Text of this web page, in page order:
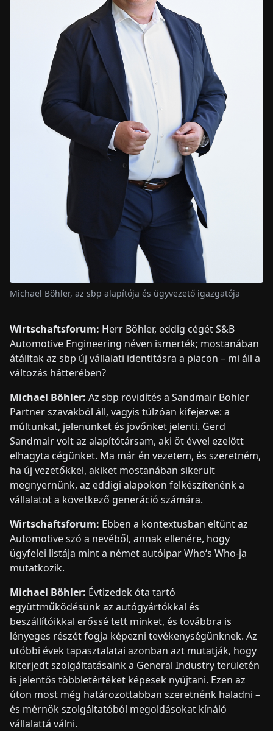
Wirtschaftsforum: Herr Böhler, eddig cégét S&B
Automotive Engineering néven ismerték; mostanában
átálltak az sbp új vállalati identitásra a piacon – mi áll a
változás hátterében?
Michael Böhler: Az sbp rövidítés a Sandmair Böhler
Partner szavakból áll, vagyis túlzóan kifejezve: a
múltunkat, jelenünket és jövőnket jelenti. Gerd
Sandmair volt az alapítótársam, aki öt évvel ezelőtt
elhagyta cégünket. Ma már én vezetem, és szeretném,
ha új vezetőkkel, akiket mostanában sikerült
megnyernünk, az eddigi alapokon felkészítenénk a
vállalatot a következő generáció számára.
Wirtschaftsforum: Ebben a kontextusban eltűnt az
Automotive szó a nevéből, annak ellenére, hogy
ügyfelei listája mint a német autóipar Who‘s Who-ja
mutatkozik.
Michael Böhler, az sbp alapítója és ügyvezető igazgatója
Michael Böhler: Évtizedek óta tartó
együttműködésünk az autógyártókkal és
beszállítóikkal erőssé tett minket, és továbbra is
lényeges részét fogja képezni tevékenységünknek. Az
utóbbi évek tapasztalatai azonban azt mutatják, hogy
kiterjedt szolgáltatásaink a General Industry területén
is jelentős többletértéket képesek nyújtani. Ezen az
úton most még határozottabban szeretnénk haladni –
és mérnök szolgáltatóból megoldásokat kínáló
vállalattá válni.